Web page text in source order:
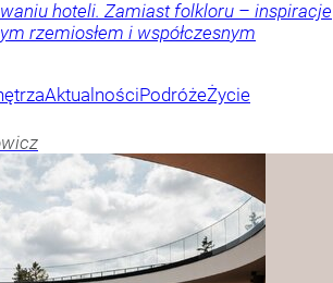
hoteli. Zamiast folkloru – inspiracje
rzemiosłem i współczesnym
AktualnościPodróżeŻycie